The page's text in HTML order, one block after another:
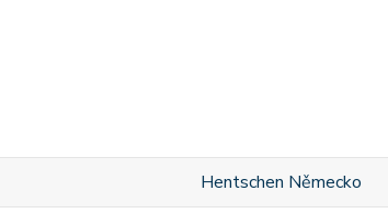
Hentschen Německo